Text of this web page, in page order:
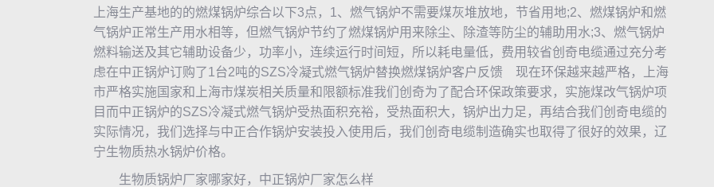
上海生产基地的的燃煤锅炉综合以下3点，1、燃气锅炉不需要煤灰堆放地，节省用地;2、燃煤锅炉和燃
气锅炉正常生产用水相等，但燃气锅炉节约了燃煤锅炉用来除尘、除渣等防尘的辅助用水;3、燃气锅炉
燃料输送及其它辅助设备少，功率小，连续运行时间短，所以耗电量低，费用较省创奇电缆通过充分考
虑在中正锅炉订购了1台2吨的SZS冷凝式燃气锅炉替换燃煤锅炉客户反馈 现在环保越来越严格，上海
市严格实施国家和上海市煤炭相关质量和限额标准我们创奇为了配合环保政策要求，实施煤改气锅炉项
目而中正锅炉的SZS冷凝式燃气锅炉受热面积充裕，受热面积大，锅炉出力足，再结合我们创奇电缆的
实际情况，我们选择与中正合作锅炉安装投入使用后，我们创奇电缆制造确实也取得了很好的效果，辽
宁生物质热水锅炉价格。
生物质锅炉厂家哪家好，中正锅炉厂家怎么样